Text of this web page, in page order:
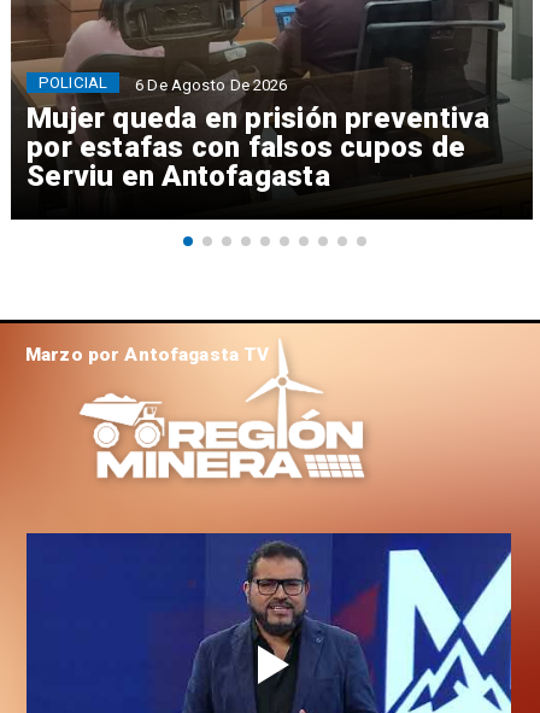
Mujer queda en prisión preventiva
por estafas con falsos cupos de
Serviu en Antofagasta
POLICIAL 6 De Agosto De 2026
Marzo por Antofagasta TV